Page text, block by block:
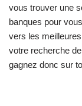
vous trouver une
banques pour
vers les
votre recherche
gagnez donc sur